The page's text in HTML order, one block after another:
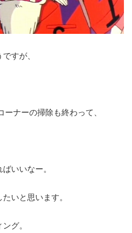
すが、
ーナーの掃除も終わって、
いいなー。
いと思います。
グ。